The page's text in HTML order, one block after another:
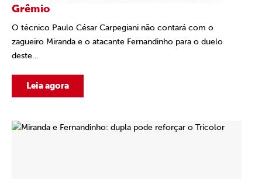
Grêmio
O técnico Paulo César Carpegiani não contará com o
zagueiro Miranda e o atacante Fernandinho para o duelo
deste...
Leia agora